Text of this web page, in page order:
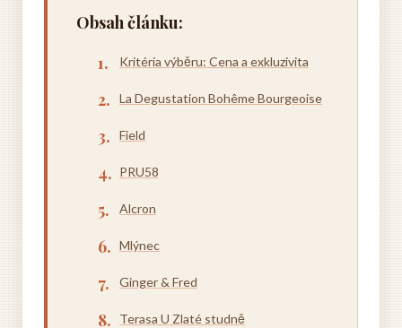
Obsah článku:
Kritéria výběru: Cena a exkluzivita
La Degustation Bohême Bourgeoise
Field
PRU58
Alcron
Mlýnec
Ginger & Fred
Terasa U Zlaté studně